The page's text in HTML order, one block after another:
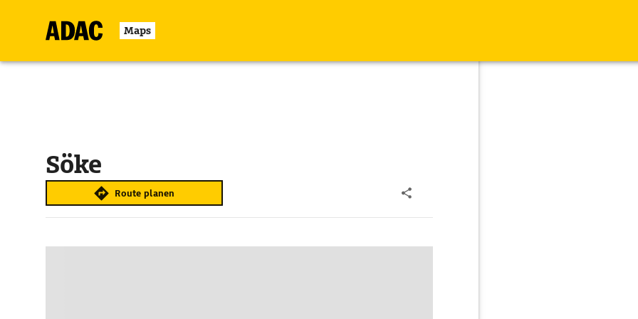
Maps
Söke
Route planen